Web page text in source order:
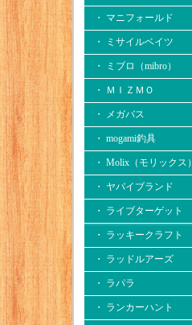
・ マニフォールド
・ ミサイルベイツ
・ ミブロ（mibro）
・ ＭＩＺＭＯ
・ メガバス
・ mogami釣具
・ Molix（モリックス）
・ ヤバイブランド
・ ライブターゲット
・ ラッキークラフト
・ ラッドルアーズ
・ ラパラ
・ ランカーハント